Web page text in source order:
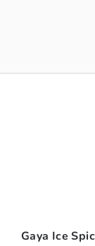
Gaya Ice